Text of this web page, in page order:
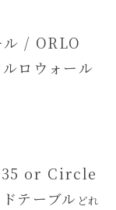
/ ORLO
ロウォール
or Circle
テーブル どれ